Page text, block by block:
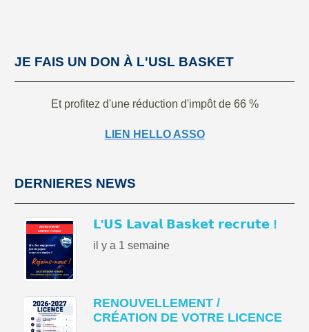
JE FAIS UN DON À L'USL BASKET
Et profitez d'une réduction d'impôt de 66 %
LIEN HELLO ASSO
DERNIERES NEWS
𝗟'𝗨𝗦 𝗟𝗮𝘃𝗮𝗹 𝗕𝗮𝘀𝗸𝗲𝘁 𝗿𝗲𝗰𝗿𝘂𝘁𝗲 !
il y a 1 semaine
RENOUVELLEMENT /
CRÉATION DE VOTRE LICENCE